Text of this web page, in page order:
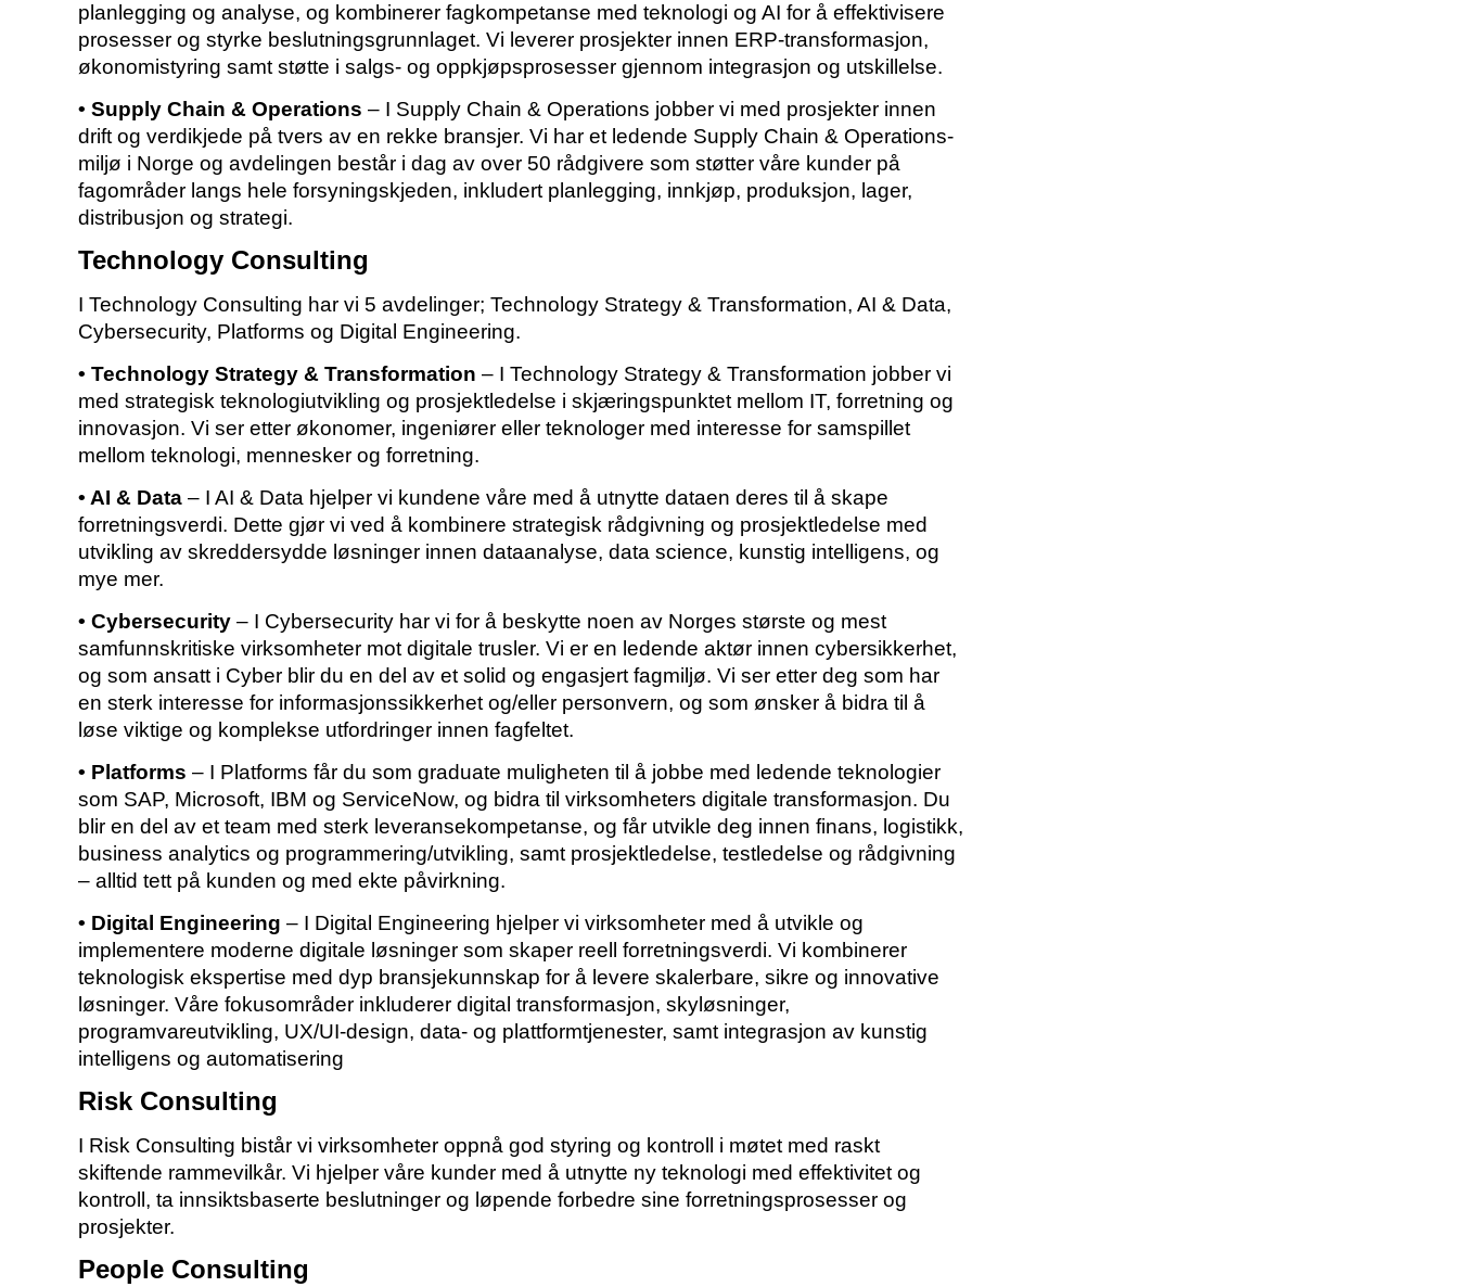
planlegging og analyse, og kombinerer fagkompetanse med teknologi og AI for å effektivisere
prosesser og styrke beslutningsgrunnlaget. Vi leverer prosjekter innen ERP-transformasjon,
økonomistyring samt støtte i salgs- og oppkjøpsprosesser gjennom integrasjon og utskillelse.
• Supply Chain & Operations – I Supply Chain & Operations jobber vi med prosjekter innen
drift og verdikjede på tvers av en rekke bransjer. Vi har et ledende Supply Chain & Operations-
miljø i Norge og avdelingen består i dag av over 50 rådgivere som støtter våre kunder på
fagområder langs hele forsyningskjeden, inkludert planlegging, innkjøp, produksjon, lager,
distribusjon og strategi.
Technology Consulting
I Technology Consulting har vi 5 avdelinger; Technology Strategy & Transformation, AI & Data,
Cybersecurity, Platforms og Digital Engineering.
• Technology Strategy & Transformation – I Technology Strategy & Transformation jobber vi
med strategisk teknologiutvikling og prosjektledelse i skjæringspunktet mellom IT, forretning og
innovasjon. Vi ser etter økonomer, ingeniører eller teknologer med interesse for samspillet
mellom teknologi, mennesker og forretning.
• AI & Data – I AI & Data hjelper vi kundene våre med å utnytte dataen deres til å skape
forretningsverdi. Dette gjør vi ved å kombinere strategisk rådgivning og prosjektledelse med
utvikling av skreddersydde løsninger innen dataanalyse, data science, kunstig intelligens, og
mye mer.
• Cybersecurity – I Cybersecurity har vi for å beskytte noen av Norges største og mest
samfunnskritiske virksomheter mot digitale trusler. Vi er en ledende aktør innen cybersikkerhet,
og som ansatt i Cyber blir du en del av et solid og engasjert fagmiljø. Vi ser etter deg som har
en sterk interesse for informasjonssikkerhet og/eller personvern, og som ønsker å bidra til å
løse viktige og komplekse utfordringer innen fagfeltet.
• Platforms – I Platforms får du som graduate muligheten til å jobbe med ledende teknologier
som SAP, Microsoft, IBM og ServiceNow, og bidra til virksomheters digitale transformasjon. Du
blir en del av et team med sterk leveransekompetanse, og får utvikle deg innen finans, logistikk,
business analytics og programmering/utvikling, samt prosjektledelse, testledelse og rådgivning
– alltid tett på kunden og med ekte påvirkning.
• Digital Engineering – I Digital Engineering hjelper vi virksomheter med å utvikle og
implementere moderne digitale løsninger som skaper reell forretningsverdi. Vi kombinerer
teknologisk ekspertise med dyp bransjekunnskap for å levere skalerbare, sikre og innovative
løsninger. Våre fokusområder inkluderer digital transformasjon, skyløsninger,
programvareutvikling, UX/UI-design, data- og plattformtjenester, samt integrasjon av kunstig
intelligens og automatisering
Risk Consulting
I Risk Consulting bistår vi virksomheter oppnå god styring og kontroll i møtet med raskt
skiftende rammevilkår. Vi hjelper våre kunder med å utnytte ny teknologi med effektivitet og
kontroll, ta innsiktsbaserte beslutninger og løpende forbedre sine forretningsprosesser og
prosjekter.
People Consulting